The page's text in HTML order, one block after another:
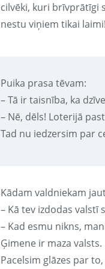
cilvēki, kuri brīvprātīgi
nestu viņiem tikai laimi!
Puika prasa tēvam:
– Tā ir taisnība, ka
– Nē, dēls! Loterijā
Tad nu iedzersim par
Kādam valdniekam
– Kā tev izdodas valstī
– Kad esmu nikns,
Ģimene ir maza valsts.
Pacelsim glāzes par